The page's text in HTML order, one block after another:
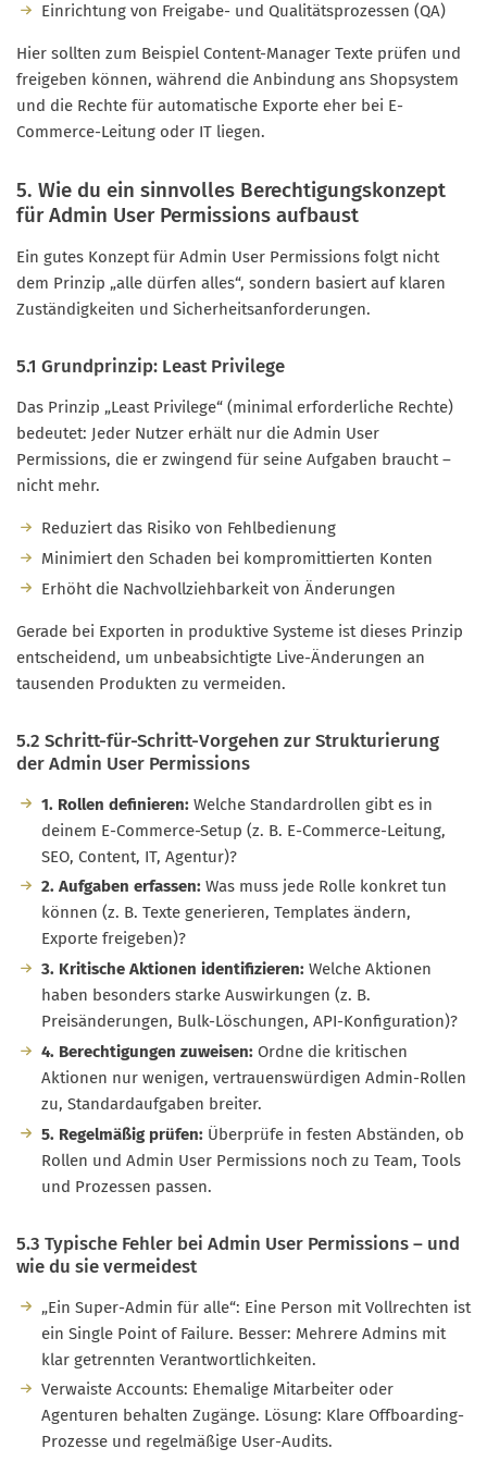
Einrichtung von Freigabe- und Qualitätsprozessen (QA)
Hier sollten zum Beispiel Content-Manager Texte prüfen und
freigeben können, während die Anbindung ans Shopsystem
und die Rechte für automatische Exporte eher bei E-
Commerce-Leitung oder IT liegen.
5. Wie du ein sinnvolles Berechtigungskonzept
für Admin User Permissions aufbaust
Ein gutes Konzept für Admin User Permissions folgt nicht
dem Prinzip „alle dürfen alles“, sondern basiert auf klaren
Zuständigkeiten und Sicherheitsanforderungen.
5.1 Grundprinzip: Least Privilege
Das Prinzip „Least Privilege“ (minimal erforderliche Rechte)
bedeutet: Jeder Nutzer erhält nur die Admin User
Permissions, die er zwingend für seine Aufgaben braucht –
nicht mehr.
Reduziert das Risiko von Fehlbedienung
Minimiert den Schaden bei kompromittierten Konten
Erhöht die Nachvollziehbarkeit von Änderungen
Gerade bei Exporten in produktive Systeme ist dieses Prinzip
entscheidend, um unbeabsichtigte Live-Änderungen an
tausenden Produkten zu vermeiden.
5.2 Schritt-für-Schritt-Vorgehen zur Strukturierung
der Admin User Permissions
1. Rollen definieren: Welche Standardrollen gibt es in
deinem E-Commerce-Setup (z. B. E-Commerce-Leitung,
SEO, Content, IT, Agentur)?
2. Aufgaben erfassen: Was muss jede Rolle konkret tun
können (z. B. Texte generieren, Templates ändern,
Exporte freigeben)?
3. Kritische Aktionen identifizieren: Welche Aktionen
haben besonders starke Auswirkungen (z. B.
Preisänderungen, Bulk-Löschungen, API-Konfiguration)?
4. Berechtigungen zuweisen: Ordne die kritischen
Aktionen nur wenigen, vertrauenswürdigen Admin-Rollen
zu, Standardaufgaben breiter.
5. Regelmäßig prüfen: Überprüfe in festen Abständen, ob
Rollen und Admin User Permissions noch zu Team, Tools
und Prozessen passen.
5.3 Typische Fehler bei Admin User Permissions – und
wie du sie vermeidest
„Ein Super-Admin für alle“: Eine Person mit Vollrechten ist
ein Single Point of Failure. Besser: Mehrere Admins mit
klar getrennten Verantwortlichkeiten.
Verwaiste Accounts: Ehemalige Mitarbeiter oder
Agenturen behalten Zugänge. Lösung: Klare Offboarding-
Prozesse und regelmäßige User-Audits.